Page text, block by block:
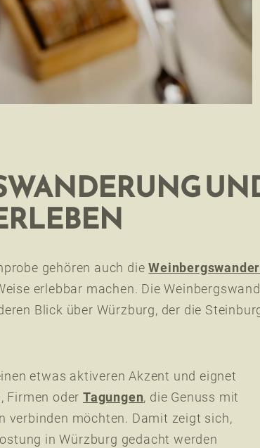
gehören auch die
erlebbar machen. Die
Blick über Würzburg, der die
etwas aktiveren Akzent und eignet
Firmen oder Tagungen, die Genuss mit
verbinden möchten. Damit zeigt sich,
in Würzburg gedacht werden